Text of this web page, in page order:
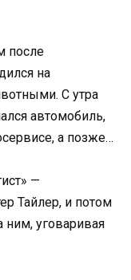
после
на
С утра
автомобиль,
а позже…
—
Тайлер, и потом
ним, уговаривая